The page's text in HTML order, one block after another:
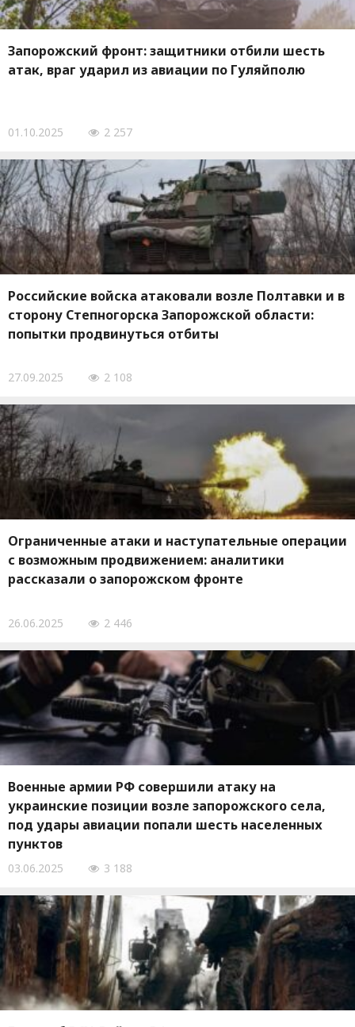
Запорожский фронт: защитники отбили шесть
атак, враг ударил из авиации по Гуляйполю
01.10.2025 2 257
Российские войска атаковали возле Полтавки и в
сторону Степногорска Запорожской области:
попытки продвинуться отбиты
27.09.2025 2 108
Ограниченные атаки и наступательные операции
с возможным продвижением: аналитики
рассказали о запорожском фронте
26.06.2025 2 446
Военные армии РФ совершили атаку на
украинские позиции возле запорожского села,
под удары авиации попали шесть населенных
пунктов
03.06.2025 3 188